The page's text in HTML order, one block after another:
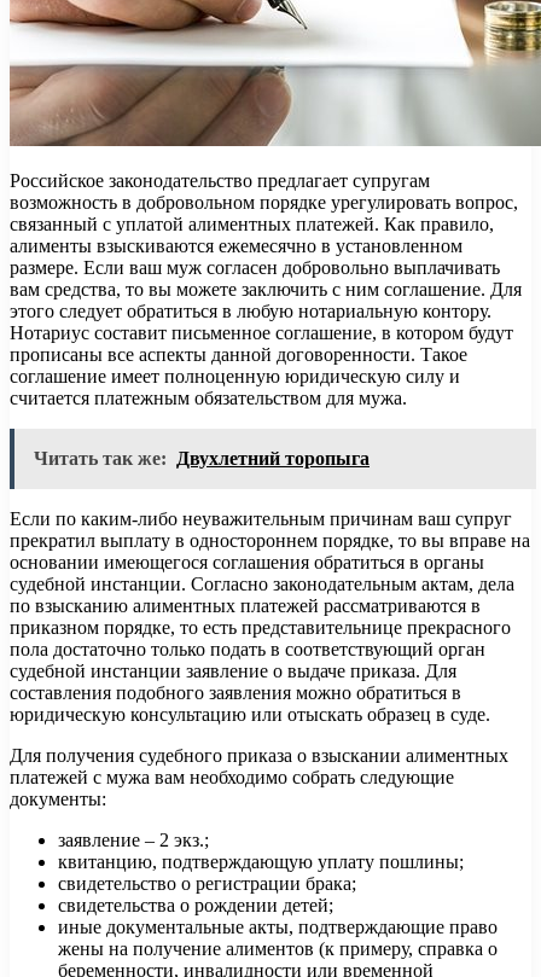
Российское законодательство предлагает супругам
возможность в добровольном порядке урегулировать вопрос,
связанный с уплатой алиментных платежей. Как правило,
алименты взыскиваются ежемесячно в установленном
размере. Если ваш муж согласен добровольно выплачивать
вам средства, то вы можете заключить с ним соглашение. Для
этого следует обратиться в любую нотариальную контору.
Нотариус составит письменное соглашение, в котором будут
прописаны все аспекты данной договоренности. Такое
соглашение имеет полноценную юридическую силу и
считается платежным обязательством для мужа.
Читать так же: Двухлетний торопыга
Если по каким-либо неуважительным причинам ваш супруг
прекратил выплату в одностороннем порядке, то вы вправе на
основании имеющегося соглашения обратиться в органы
судебной инстанции. Согласно законодательным актам, дела
по взысканию алиментных платежей рассматриваются в
приказном порядке, то есть представительнице прекрасного
пола достаточно только подать в соответствующий орган
судебной инстанции заявление о выдаче приказа. Для
составления подобного заявления можно обратиться в
юридическую консультацию или отыскать образец в суде.
Для получения судебного приказа о взыскании алиментных
платежей с мужа вам необходимо собрать следующие
документы:
заявление – 2 экз.;
квитанцию, подтверждающую уплату пошлины;
свидетельство о регистрации брака;
свидетельства о рождении детей;
иные документальные акты, подтверждающие право
жены на получение алиментов (к примеру, справка о
беременности, инвалидности или временной